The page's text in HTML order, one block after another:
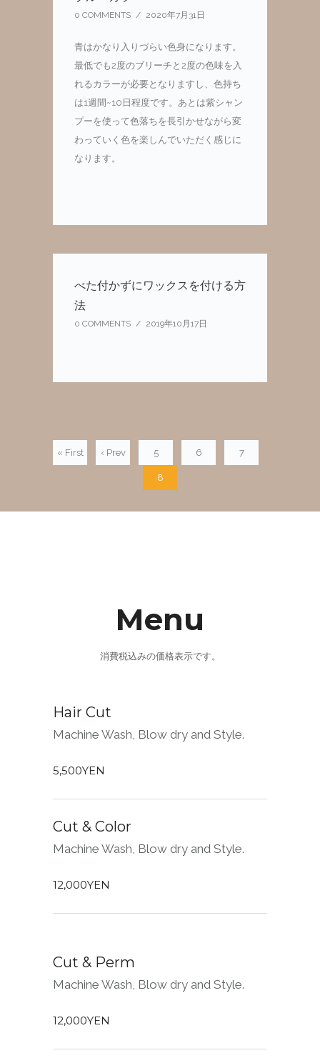
0 COMMENTS / 2020年7月31日
青はかなり入りづらい色身になります。
最低でも2度のブリーチと2度の色味を入
れるカラーが必要となりますし、色持ち
は1週間~10日程度です。あとは紫シャン
プーを使って色落ちを長引かせながら変
わっていく色を楽しんでいただく感じに
なります。
べた付かずにワックスを付ける方
法
0 COMMENTS / 2019年10月17日
« First ‹ Prev 5 6 7
8
Menu
消費税込みの価格表示です。
Hair Cut
Machine Wash, Blow dry and Style.
5,500YEN
Cut & Color
Machine Wash, Blow dry and Style.
12,000YEN
Cut & Perm
Machine Wash, Blow dry and Style.
12,000YEN